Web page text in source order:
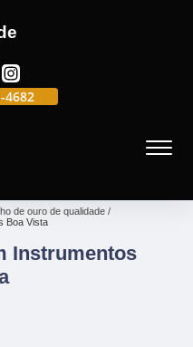
4682 (19)
de ouro de qualidade
Boa Vista
Instrumentos